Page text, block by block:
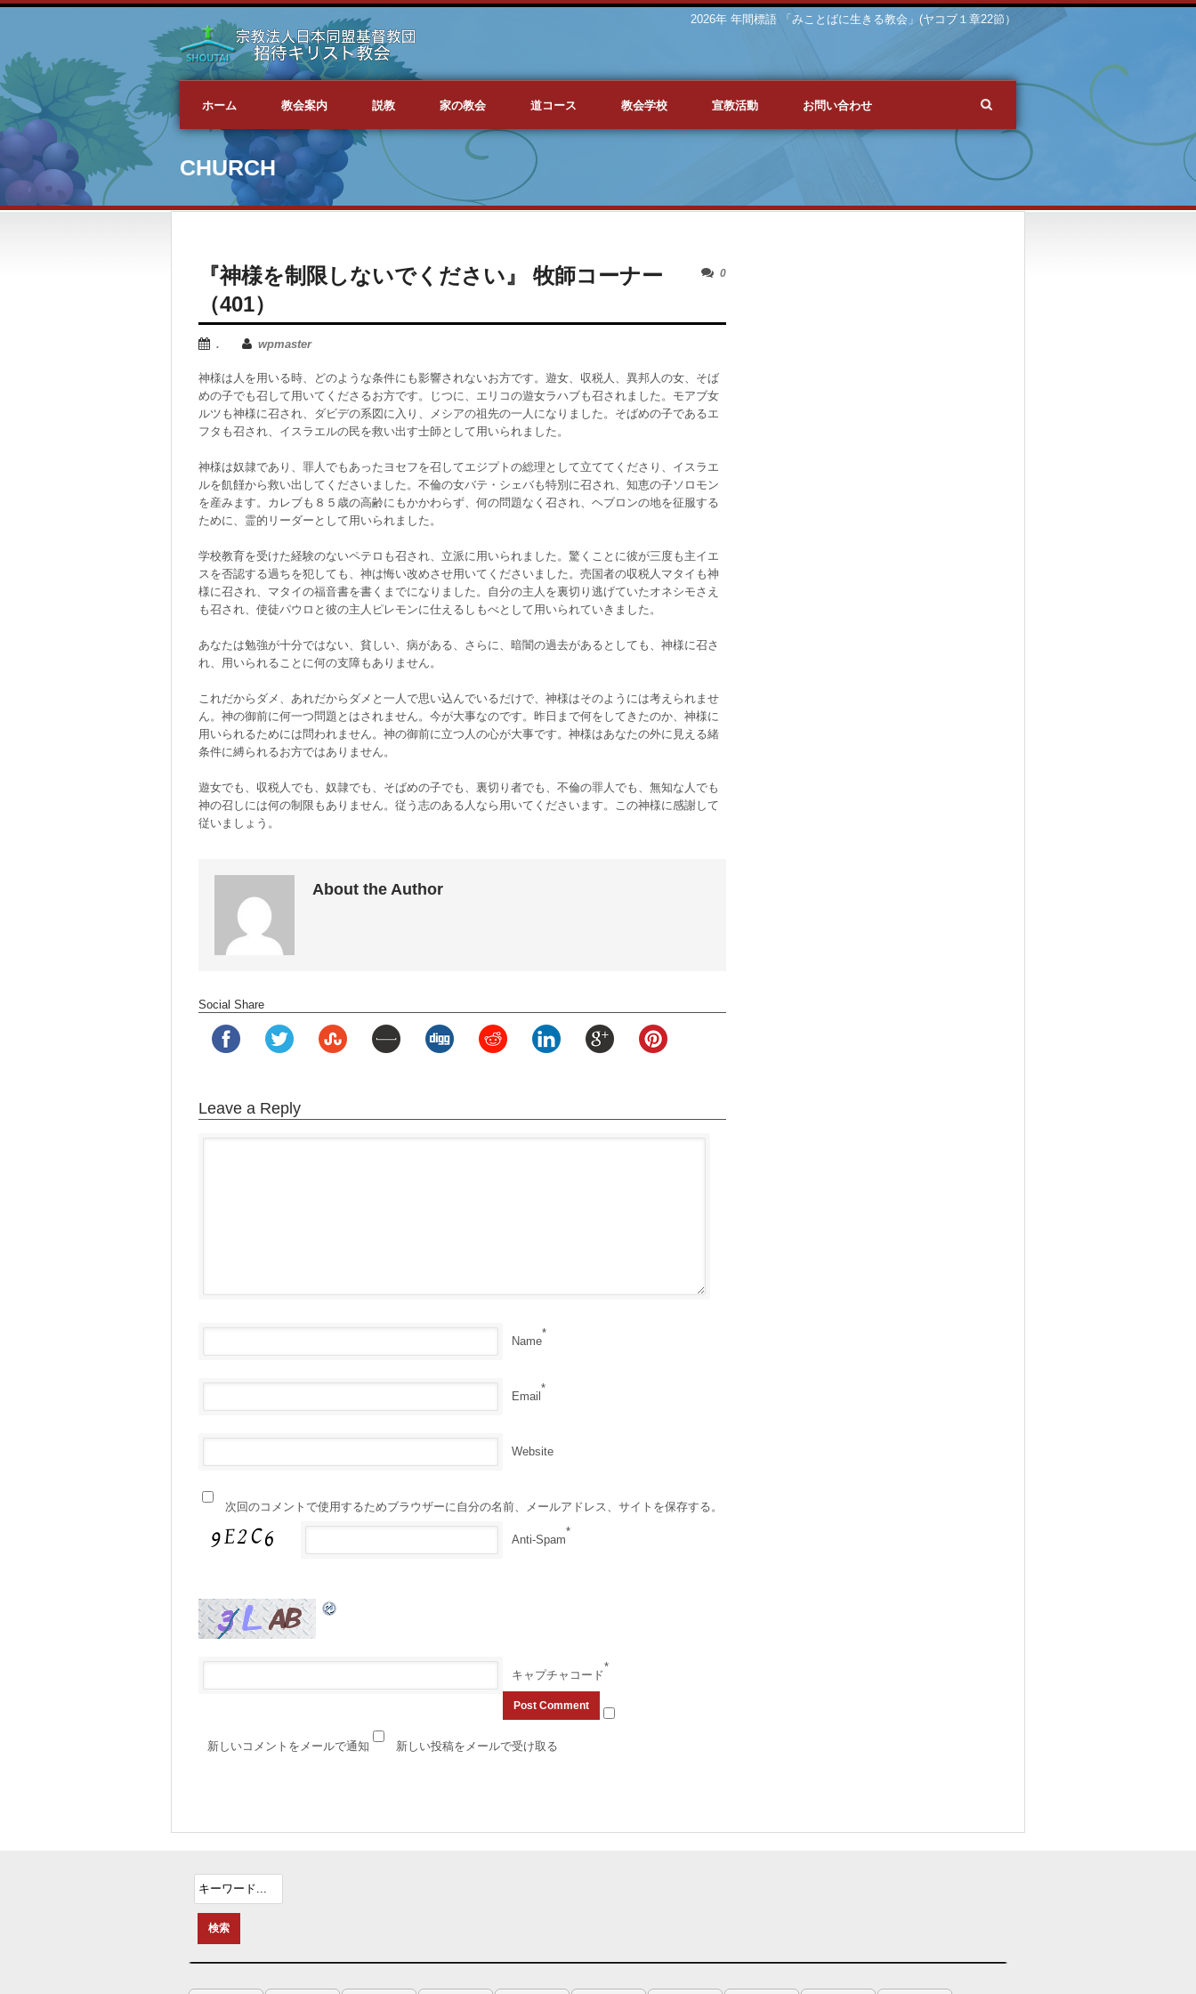
2026年 年間標語 「みことばに生きる教会」(ヤコブ１章22節）
ホーム 教会案内 説教 家の教会 道コース 教会学校 宣教活動 お問い合わせ
CHURCH
0
『神様を制限しないでください』 牧師コーナー
（401）
. wpmaster
神様は人を用いる時、どのような条件にも影響されないお方です。遊女、収税人、異邦人の女、そば
めの子でも召して用いてくださるお方です。じつに、エリコの遊女ラハブも召されました。モアブ女
ルツも神様に召され、ダビデの系図に入り、メシアの祖先の一人になりました。そばめの子であるエ
フタも召され、イスラエルの民を救い出す士師として用いられました。
神様は奴隷であり、罪人でもあったヨセフを召してエジプトの総理として立ててくださり、イスラエ
ルを飢饉から救い出してくださいました。不倫の女バテ・シェバも特別に召され、知恵の子ソロモン
を産みます。カレブも８５歳の高齢にもかかわらず、何の問題なく召され、ヘブロンの地を征服する
ために、霊的リーダーとして用いられました。
学校教育を受けた経験のないペテロも召され、立派に用いられました。驚くことに彼が三度も主イエ
スを否認する過ちを犯しても、神は悔い改めさせ用いてくださいました。売国者の収税人マタイも神
様に召され、マタイの福音書を書くまでになりました。自分の主人を裏切り逃げていたオネシモさえ
も召され、使徒パウロと彼の主人ピレモンに仕えるしもべとして用いられていきました。
あなたは勉強が十分ではない、貧しい、病がある、さらに、暗闇の過去があるとしても、神様に召さ
れ、用いられることに何の支障もありません。
これだからダメ、あれだからダメと一人で思い込んでいるだけで、神様はそのようには考えられませ
ん。神の御前に何一つ問題とはされません。今が大事なのです。昨日まで何をしてきたのか、神様に
用いられるためには問われません。神の御前に立つ人の心が大事です。神様はあなたの外に見える緒
条件に縛られるお方ではありません。
遊女でも、収税人でも、奴隷でも、そばめの子でも、裏切り者でも、不倫の罪人でも、無知な人でも
神の召しには何の制限もありません。従う志のある人なら用いてくださいます。この神様に感謝して
従いましょう。
About the Author
Social Share
Leave a Reply
Name
*
Email
*
Website
次回のコメントで使用するためブラウザーに自分の名前、メールアドレス、サイトを保存する。
Anti-Spam
*
キャプチャコード
*
新しいコメントをメールで通知 新しい投稿をメールで受け取る